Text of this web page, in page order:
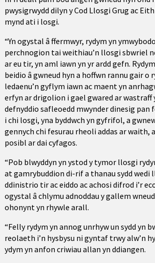
pwysigrwydd dilyn y Cod Llosgi Grug ac
mynd ati i losgi.
“Yn ogystal â ffermwyr, rydym yn
perchnogion tai weithiau’n llosgi sbwriel
ar eu tir, yn aml iawn yn yr ardd gefn.
beidio â gwneud hyn a hoffwn rannu gair o
ledaenu’n gyflym iawn ac maent yn
erfyn ar drigolion i gael gwared ar wastraff
defnyddio safleoedd mwynder dinesig pan
i chi losgi, yna byddwch yn gyfrifol, a
gennych chi fesurau rheoli addas ar waith,
posibl ar dai cyfagos.
“Pob blwyddyn yn ystod y tymor llosgi
at gamrybuddion di-rif a thanau sydd wedi
ddinistrio tir ac eiddo ac achosi difrod i’r
ogystal â chlymu adnoddau y gallem
ohonynt yn rhywle arall.
“Felly rydym yn annog unrhyw un sydd yn
reolaeth i’n hysbysu ni gyntaf trwy alw’n
ydym yn anfon criwiau allan yn ddiangen.